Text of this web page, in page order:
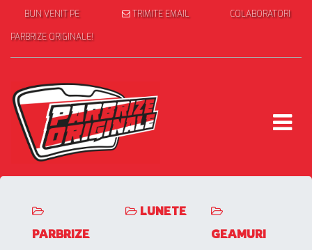
BUN VENIT PE
PARBRIZE ORIGINALE!
TRIMITE EMAIL COLABORATORI
PARBRIZE
LUNETE
GEAMURI